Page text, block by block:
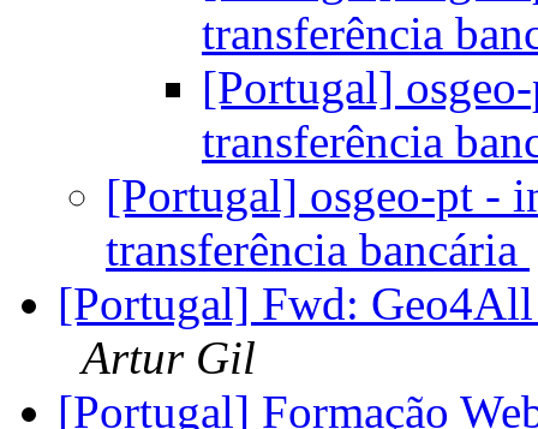
transferência
[Portugal]
transferência
[Portugal] osgeo-pt -
transferência bancária
[Portugal] Fwd:
Artur Gil
[Portugal] Formação